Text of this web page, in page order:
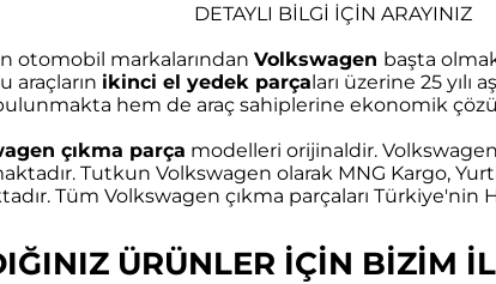
DETAYLI BİLGİ İÇİN ARAYINIZ
otomobil markalarından Volkswagen başta
araçların ikinci el yedek parçaları üzerine 25
hem de araç sahiplerine ekonomik
çıkma parça modelleri orijinaldir.
Tutkun Volkswagen olarak MNG Kargo,
Tüm Volkswagen çıkma parçaları
ÜRÜNLER İÇİN BİZİM